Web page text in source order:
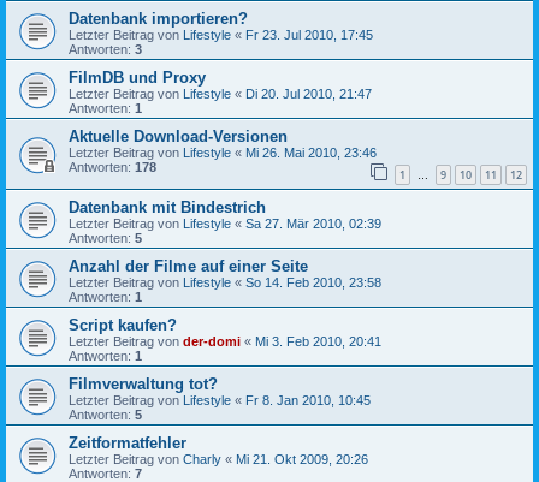
Datenbank importieren?
Letzter Beitrag von Lifestyle « Fr 23. Jul 2010, 17:45
Antworten: 3
FilmDB und Proxy
Letzter Beitrag von Lifestyle « Di 20. Jul 2010, 21:47
Antworten: 1
Aktuelle Download-Versionen
Letzter Beitrag von Lifestyle « Mi 26. Mai 2010, 23:46
Antworten: 178 1 … 9 10 11 12
Datenbank mit Bindestrich
Letzter Beitrag von Lifestyle « Sa 27. Mär 2010, 02:39
Antworten: 5
Anzahl der Filme auf einer Seite
Letzter Beitrag von Lifestyle « So 14. Feb 2010, 23:58
Antworten: 1
Script kaufen?
Letzter Beitrag von der-domi « Mi 3. Feb 2010, 20:41
Antworten: 1
Filmverwaltung tot?
Letzter Beitrag von Lifestyle « Fr 8. Jan 2010, 10:45
Antworten: 5
Zeitformatfehler
Letzter Beitrag von Charly « Mi 21. Okt 2009, 20:26
Antworten: 7